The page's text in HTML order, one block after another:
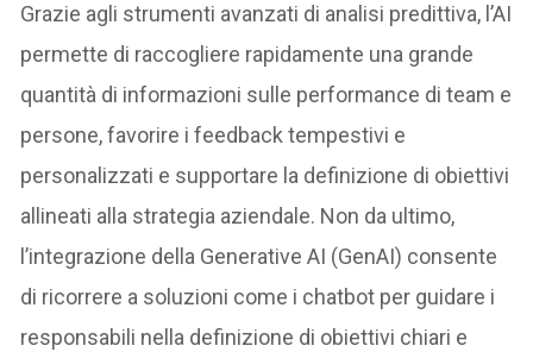
Grazie agli strumenti avanzati di analisi predittiva, l’AI
permette di raccogliere rapidamente una grande
quantità di informazioni sulle performance di team e
persone, favorire i feedback tempestivi e
personalizzati e supportare la definizione di obiettivi
allineati alla strategia aziendale. Non da ultimo,
l’integrazione della Generative AI (GenAI) consente
di ricorrere a soluzioni come i chatbot per guidare i
responsabili nella definizione di obiettivi chiari e